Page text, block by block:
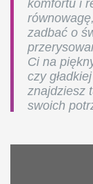
komfortu i
zadbać o
Ci na
czy
znajdziesz
swoich